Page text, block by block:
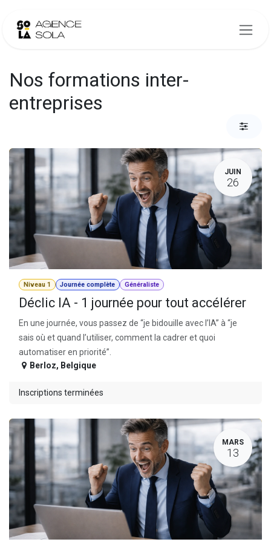
Nos formations inter-
entreprises
JUIN
26
Niveau 1 Journée complète Généraliste
Déclic IA - 1 journée pour tout accélérer
En une journée, vous passez de “je bidouille avec l’IA” à “je
sais où et quand l’utiliser, comment la cadrer et quoi
automatiser en priorité”.
Berloz, Belgique
Inscriptions terminées
MARS
13